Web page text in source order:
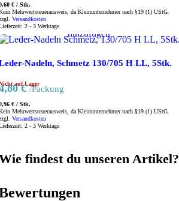
€ / Stk.
Mehrwertsteuerausweis, da Kleinunternehmer nach §19 (1) UStG.
Versandkosten
2 - 3 Werktage
Weiterlesen
VorschauProdukte
vergleichen
Zur
hinzufügen
Nadeln, Schmetz 130/705 H LL, 5Stk.
auf Lager
€ /Packung
€ / Stk.
Mehrwertsteuerausweis, da Kleinunternehmer nach §19 (1) UStG.
Versandkosten
2 - 3 Werktage
findest du unseren Artikel?